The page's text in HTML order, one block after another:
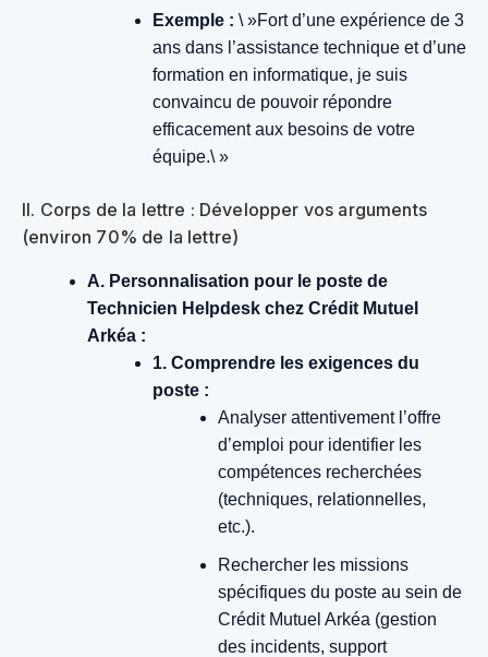
Exemple : \ »Fort d’une expérience de 3
ans dans l’assistance technique et d’une
formation en informatique, je suis
convaincu de pouvoir répondre
efficacement aux besoins de votre
équipe.\ »
II. Corps de la lettre : Développer vos arguments
(environ 70% de la lettre)
A. Personnalisation pour le poste de
Technicien Helpdesk chez Crédit Mutuel
Arkéa :
1. Comprendre les exigences du
poste :
Analyser attentivement l’offre
d’emploi pour identifier les
compétences recherchées
(techniques, relationnelles,
etc.).
Rechercher les missions
spécifiques du poste au sein de
Crédit Mutuel Arkéa (gestion
des incidents, support